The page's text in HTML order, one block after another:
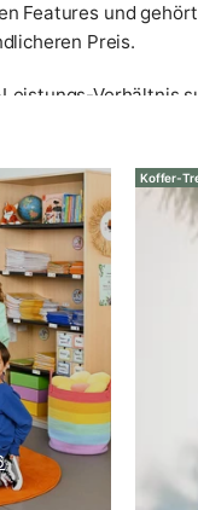
Features und
Preis.
Verhältnis
das richtige
ist keine
– und genau dieses
Denn den einen
mit etwa 50 Liter
Koffer-